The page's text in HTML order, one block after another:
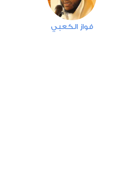
فواز الكعبي